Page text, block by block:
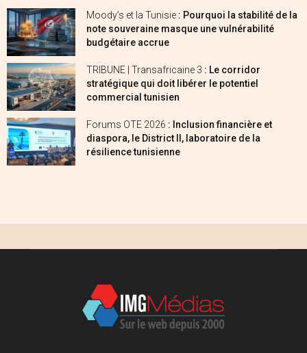
Moody’s et la Tunisie : Pourquoi la stabilité de la
note souveraine masque une vulnérabilité
budgétaire accrue
TRIBUNE | Transafricaine 3 : Le corridor
stratégique qui doit libérer le potentiel
commercial tunisien
Forums OTE 2026 : Inclusion financière et
diaspora, le District II, laboratoire de la
résilience tunisienne